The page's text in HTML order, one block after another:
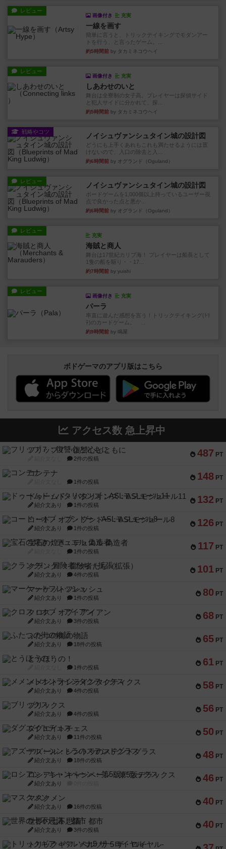
レビュー
画像付き 充実
一線を画す
簡単に言うと、トリックテイキングでモダンアー
トを行う、と言ったゲーム。...
約5時間前 by タカミネコウヘイ
レビュー
画像付き 充実
しあわせのいと
舞台は全寮制の女子高。プレイヤーは探偵サイド
と犯人サイドに分かれて、探...
約5時間前 by タカミネコウヘイ
戦略やコツ ノイシュヴァンシュタイン城の設計図
どうにも上手くあれもこれも満たせるようには置
けないので、入口の除去と入...
約6時間前 by オグランド（Oguland）
レビュー ノイシュヴァンシュタイン城の設計図
ボードゲームを1,000個以上持っているユーザー視
点で良かった点と悪か...
約6時間前 by オグランド（Oguland）
レビュー
充実
海賊と商人
舞台は17世紀カリブ海！ プレイヤーは船長として
1隻の船を駆り・・17...
約7時間前 by yuishi
レビュー
画像付き 充実
パーラ
率直に遊んだ感想を言う！トリックテイキング(ﾄﾘ
ﾃ)のカードゲーム。 ...
約9時間前 by 鳴屋
ボドゲーマのアプリ版はこちら
アクセス数 急上昇中
487 PT
フリップ７：復讐心とともに
2件の投稿
148 PT
コンテナ
1件の投稿
132 PT
ドゥームド・バタリオンズ：ASLモジュール11
紹介文あり 1件の投稿
126 PT
コード・オブ・ブシドー：ASLモジュール8
紹介文あり 1件の投稿
117 PT
宝石の煌き：デュエル 偽造者
1件の投稿
101 PT
クランク! ：冒険者たち（拡張）
紹介文あり 4件の投稿
80 PT
マーケットフレッシュ
紹介文あり 1件の投稿
68 PT
クロス・オブ・アイアン
紹介文あり 3件の投稿
65 PT
ふたつの街の物語
紹介文あり 18件の投稿
61 PT
とうほうの！
1件の投稿
58 PT
メメントオンラインタクティクス
紹介文あり 4件の投稿
56 PT
ブリックス
紹介文あり 4件の投稿
50 PT
ダグエイトチェス
紹介文あり 11件の投稿
48 PT
アズール：シントラのステンドグラス
紹介文あり 18件の投稿
46 PT
ロシアン・キャンペーン：第5版デラックス
紹介文あり
40 PT
マスクメン
紹介文あり 16件の投稿
40 PT
世界の七不思議：都市
紹介文あり 3件の投稿
トリックギア - ペルソナ5 ザ・ロイヤル-